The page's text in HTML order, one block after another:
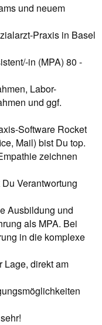
und neuem
Praxis in Basel
in (MPA) 80 -
Labor-
und ggf.
Software Rocket
Mail) bist Du top.
zeichnen
Verantwortung
Ausbildung und
als MPA. Bei
in die komplexe
Lage, direkt am